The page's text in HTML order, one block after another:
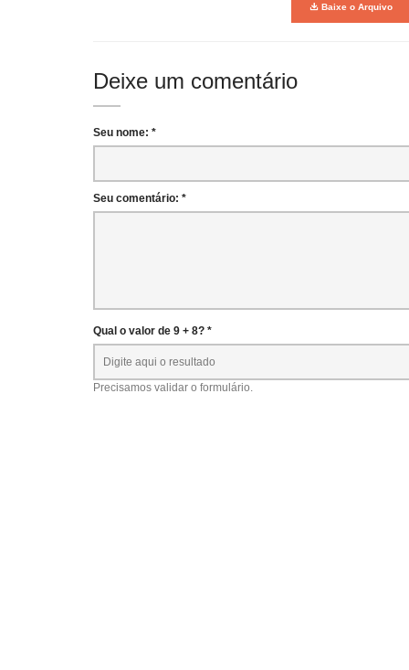
Baixe o Arquivo
Deixe um comentário
Seu nome: *
Seu comentário: *
Qual o valor de 9 + 8? *
Precisamos validar o formulário.